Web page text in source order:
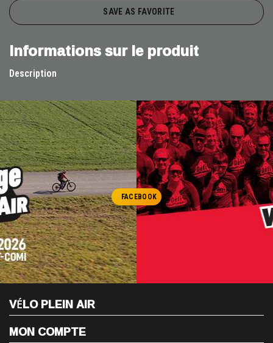
SAVE AS FAVORITE
Informations sur le produit
Description
FACEBOOK
VÉLO PLEIN AIR
MON COMPTE